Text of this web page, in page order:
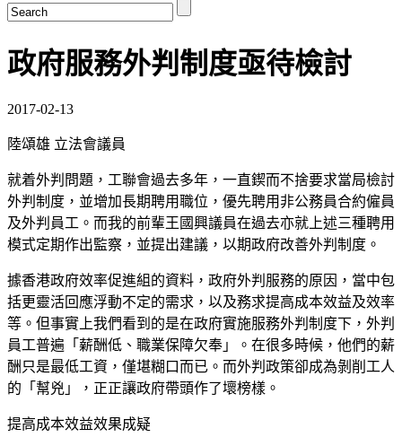
政府服務外判制度亟待檢討
2017-02-13
陸頌雄 立法會議員
就着外判問題，工聯會過去多年，一直鍥而不捨要求當局檢討
外判制度，並增加長期聘用職位，優先聘用非公務員合約僱員
及外判員工。而我的前輩王國興議員在過去亦就上述三種聘用
模式定期作出監察，並提出建議，以期政府改善外判制度。
據香港政府效率促進組的資料，政府外判服務的原因，當中包
括更靈活回應浮動不定的需求，以及務求提高成本效益及效率
等。但事實上我們看到的是在政府實施服務外判制度下，外判
員工普遍「薪酬低、職業保障欠奉」。在很多時候，他們的薪
酬只是最低工資，僅堪糊口而已。而外判政策卻成為剝削工人
的「幫兇」，正正讓政府帶頭作了壞榜樣。
提高成本效益效果成疑